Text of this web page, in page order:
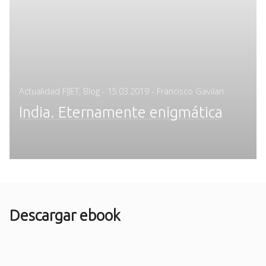
Actualidad FIJET Blog - Posted
15.03.2019 - Francisco Gavilan
India. Eternamente enigmática
Descargar ebook